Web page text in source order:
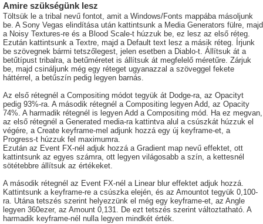
Amire szükségünk lesz
Töltsük le a tribal nevű fontot, amit a Windows/Fonts mappába másoljunk
be. A Sony Vegas elindítása után kattintsunk a Media Generators fülre, majd
a Noisy Textures-re és a Blood Scale-t húzzuk be, ez lesz az első réteg.
Ezután kattintsunk a Textre, majd a Default text lesz a másik réteg. Írjunk
be szövegnek bármi tetszőlegest, jelen esetben a Diablo-t. Állítsuk át a
betűtípust tribalra, a betűméretet is állítsuk át megfelelő méretűre. Zárjuk
be, majd csináljunk még egy réteget ugyanazzal a szöveggel fekete
háttérrel, a betűszín pedig legyen barnás.
Az első rétegnél a Compositing módot tegyük át Dodge-ra, az Opacityt
pedig 93%-ra. A második rétegnél a Compositing legyen Add, az Opacity
74%. A harmadik rétegnél is legyen Add a Compositing mód. Ha ez megvan,
az első rétegnél a Generated media-ra kattintva alul a csúszkát húzzuk el
végére, a Create keyframe-mel adjunk hozzá egy új keyframe-et, a
Progress-t húzzuk fel maximumra.
Ezután az Event FX-nél adjuk hozzá a Gradient map nevű effektet, ott
kattintsunk az egyes számra, ott legyen világosabb a szín, a kettesnél
sötétebbre állítsuk az értékeket.
A második rétegnél az Event FX-nél a Linear blur effektet adjuk hozzá.
Kattintsunk a keyframe-re a csúszka elején, és az Amountot tegyük 0,100-
ra. Utána tetszés szerint helyezzünk el még egy keyframe-et, az Angle
legyen 360ezer, az Amount 0,131. De ezt tetszés szerint változtatható. A
harmadik keyframe-nél nulla legyen mindkét érték.